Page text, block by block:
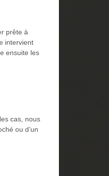
prête à
intervient
ensuite les
cas, nous
ou d’un